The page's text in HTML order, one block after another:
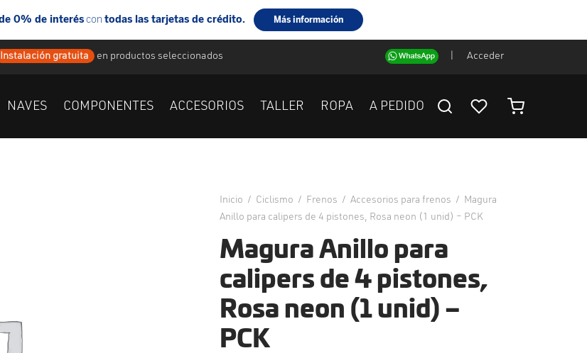
Instalación gratuita en productos seleccionados Acceder
NAVES COMPONENTES ACCESORIOS TALLER ROPA A PEDIDO
Inicio / Ciclismo / Frenos / Accesorios para frenos /
Magura
Anillo para calipers de 4 pistones, Rosa neon (1 unid) – PCK
Magura Anillo para
calipers de 4 pistones,
Rosa neon (1 unid) –
PCK